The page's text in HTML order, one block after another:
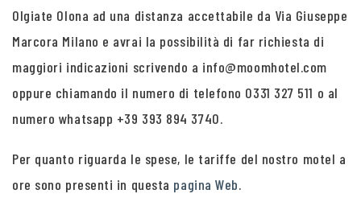
Olgiate Olona ad una distanza accettabile da Via Giuseppe
Marcora Milano e avrai la possibilità di far richiesta di
maggiori indicazioni scrivendo a info@moomhotel.com
oppure chiamando il numero di telefono 0331 327 511 o al
numero whatsapp +39 393 894 3740.
Per quanto riguarda le spese, le tariffe del nostro motel a
ore sono presenti in questa pagina Web.